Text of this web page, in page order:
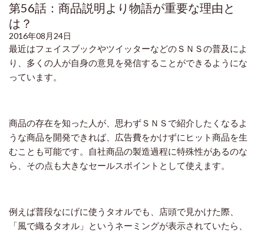
第56話：商品説明より物語が重要な理由と
は？
2016年08月24日
最近はフェイスブックやツイッターなどのＳＮＳの普及によ
り、多くの人が自身の意見を発信することができるようにな
っています。
商品の存在を知った人が、思わずＳＮＳで紹介したくなるよ
うな商品を開発できれば、広告費をかけずにヒット商品を生
むことも可能です。自社商品の製造過程に特殊性があるのな
ら、その点も大きなセールスポイントとして使えます。
例えば普段なにげに使うタオルでも、店頭で見かけた際、
「風で織るタオル」というネーミングが表示されていたら、